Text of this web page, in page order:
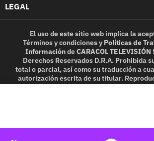
LEGAL
El uso de este sitio web implica la
Términos y condicionesy Políticas de
InformacióndeCARACOL TELEVISIÓN
Derechos Reservados D.R.A. Prohibida
total o parcial, así como su traducción a
autorización escrita de su titular.
in part, or translation without written